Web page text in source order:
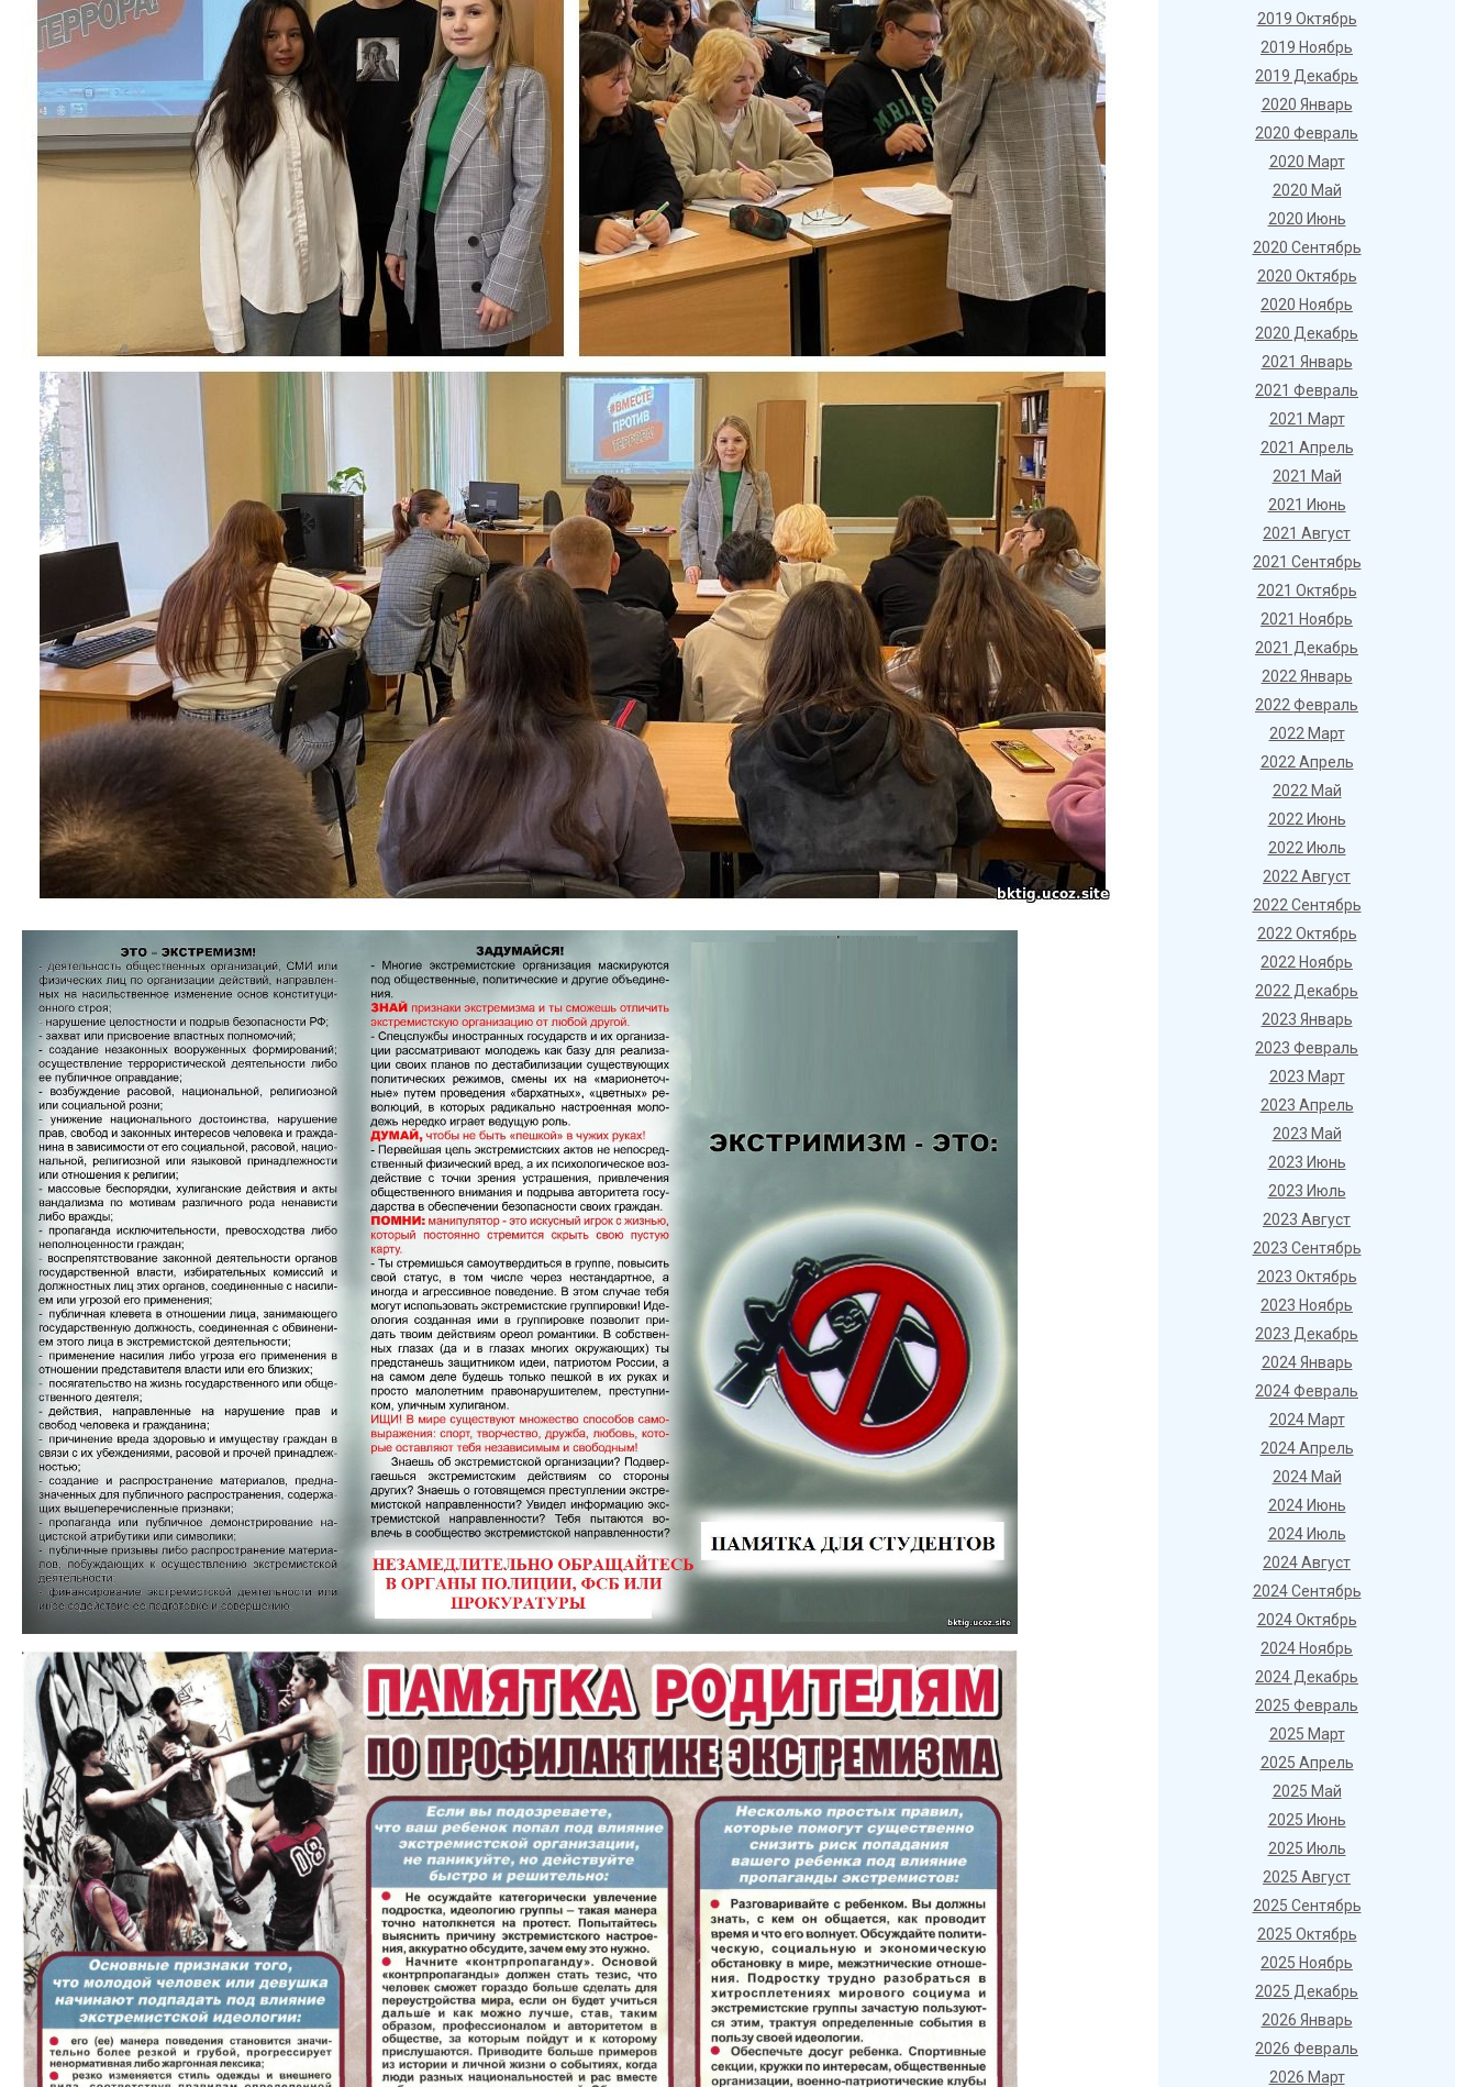
2019 Октябрь
2019 Ноябрь
2019 Декабрь
2020 Январь
2020 Февраль
2020 Март
2020 Май
2020 Июнь
2020 Сентябрь
2020 Октябрь
2020 Ноябрь
2020 Декабрь
2021 Январь
2021 Февраль
2021 Март
2021 Апрель
2021 Май
2021 Июнь
2021 Август
2021 Сентябрь
2021 Октябрь
2021 Ноябрь
2021 Декабрь
2022 Январь
2022 Февраль
2022 Март
2022 Апрель
2022 Май
2022 Июнь
2022 Июль
2022 Август
2022 Сентябрь
2022 Октябрь
2022 Ноябрь
2022 Декабрь
2023 Январь
2023 Февраль
2023 Март
2023 Апрель
2023 Май
2023 Июнь
2023 Июль
2023 Август
2023 Сентябрь
2023 Октябрь
2023 Ноябрь
2023 Декабрь
2024 Январь
2024 Февраль
2024 Март
2024 Апрель
2024 Май
2024 Июнь
2024 Июль
2024 Август
2024 Сентябрь
2024 Октябрь
2024 Ноябрь
2024 Декабрь
2025 Февраль
2025 Март
2025 Апрель
2025 Май
2025 Июнь
2025 Июль
2025 Август
2025 Сентябрь
2025 Октябрь
2025 Ноябрь
2025 Декабрь
2026 Январь
2026 Февраль
2026 Март